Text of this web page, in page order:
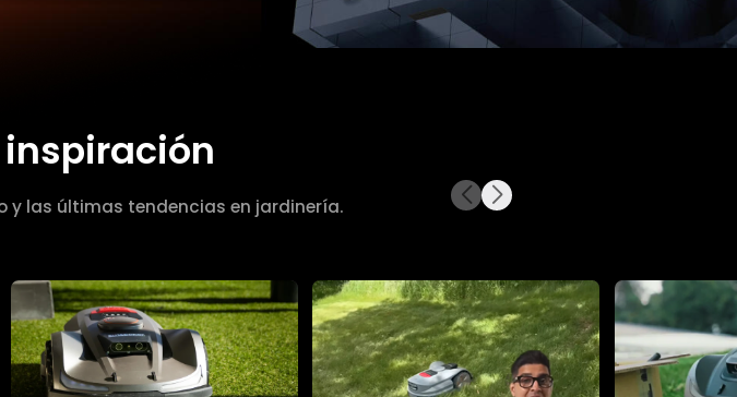
y las últimas tendencias en jardinería.